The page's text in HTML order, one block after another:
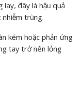
lay, đây là hậu quả
trùng.
kém hoặc phản ứng
tay trở nên lỏng